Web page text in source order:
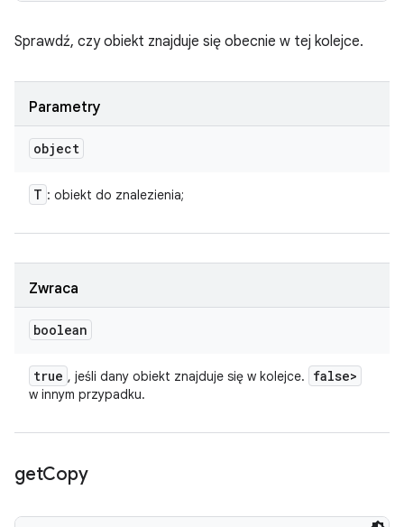
Sprawdź, czy obiekt znajduje się obecnie w tej kolejce.
Parametry
object
T : obiekt do znalezienia;
Zwraca
boolean
true , jeśli dany obiekt znajduje się w kolejce. false>
w innym przypadku.
getCopy